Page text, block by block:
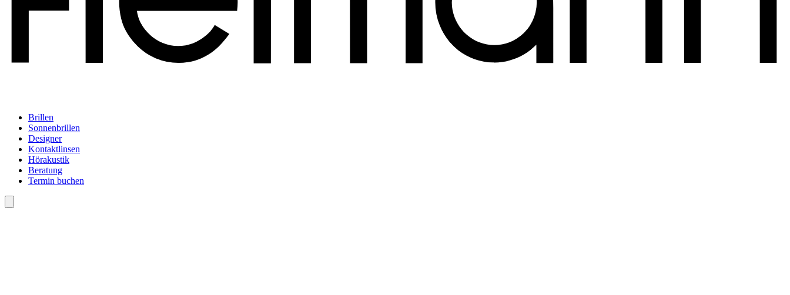
Brillen
Sonnenbrillen
Designer
Kontaktlinsen
Hörakustik
Beratung
Termin buchen